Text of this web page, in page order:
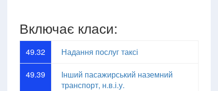
Включає класи:
49.32 Надання послуг таксі
49.39
Інший пасажирський наземний
транспорт, н.в.і.у.